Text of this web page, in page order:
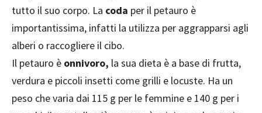
tutto il suo corpo. La coda per il petauro è
importantissima, infatti la utilizza per aggrapparsi agli
alberi o raccogliere il cibo.
Il petauro è onnivoro, la sua dieta è a base di frutta,
verdura e piccoli insetti come grilli e locuste. Ha un
peso che varia dai 115 g per le femmine e 140 g per i